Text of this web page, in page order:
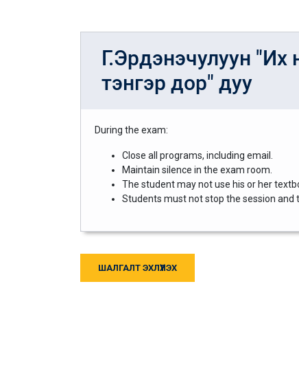
Г.Эрдэнэчулуун
тэнгэр дор" дуу
During the exam:
Close all programs, including email.
Maintain silence in the exam room.
The student may not use his or her
Students must not stop the session and
ШАЛГАЛТ ЭХЛҮҮЛЭХ